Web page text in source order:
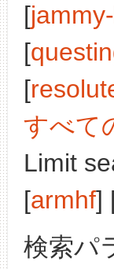
[
[
[
すべて
Limit
[armhf]
検索パ